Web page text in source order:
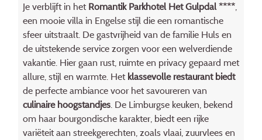
Je verblijft in het Romantik Parkhotel Het Gulpdal ****,
een mooie villa in Engelse stijl die een romantische
sfeer uitstraalt. De gastvrijheid van de familie Huls en
de uitstekende service zorgen voor een welverdiende
vakantie. Hier gaan rust, ruimte en privacy gepaard met
allure, stijl en warmte. Het klassevolle restaurant biedt
de perfecte ambiance voor het savoureren van
culinaire hoogstandjes. De Limburgse keuken, bekend
om haar bourgondische karakter, biedt een rijke
variëteit aan streekgerechten, zoals vlaai, zuurvlees en